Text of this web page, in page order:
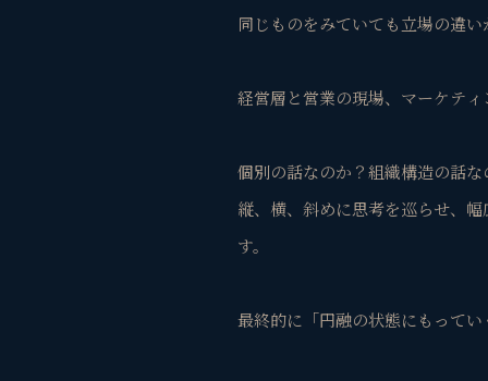
同じものをみていても立場の違
経営層と営業の現場、マーケテ
個別の話なのか？組織構造の話
縦、横、斜めに思考を巡らせ、
す。
最終的に「円融の状態にもって